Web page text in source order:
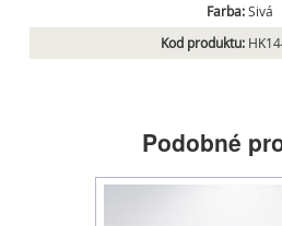
Farba:Sivá
Kod produktu:
Podobné